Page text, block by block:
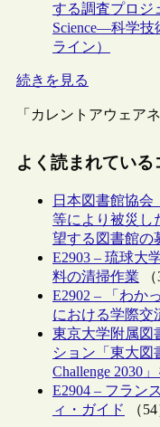
する調査プロジ
Science―科学
ライン）
続きを見る
「カレントアウェア
よく読まれている
日本図書館協
等により被災し
望する図書館の
E2903 – 琉球大
料の清掃作業 （
E2902 – 「わか
における学際交
東京大学附属図
ション「東大図
Challenge 2030
E2904 – フラン
ィ・ガイド
（54